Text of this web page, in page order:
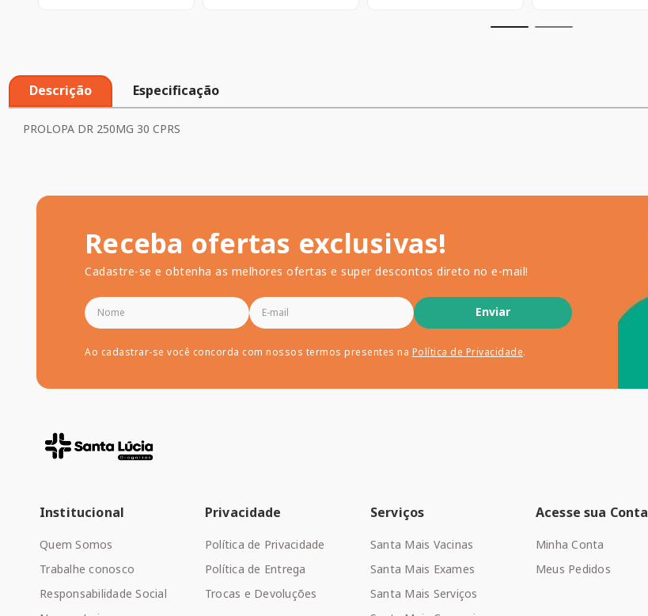
Descrição Especificação
PROLOPA DR 250MG 30 CPRS
Receba ofertas exclusivas!
Cadastre-se e obtenha as melhores ofertas e super descontos direto no e-mail!
Enviar
Ao cadastrar-se você concorda com nossos termos presentes na Política de Privacidade.
Institucional
Quem Somos
Trabalhe conosco
Responsabilidade Social
Privacidade
Política de Privacidade
Política de Entrega
Trocas e Devoluções
Serviços
Santa Mais Vacinas
Santa Mais Exames
Santa Mais Serviços
Acesse sua Conta
Minha Conta
Meus Pedidos